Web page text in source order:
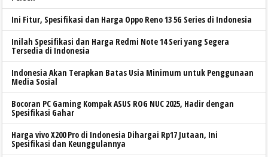
Ini Fitur, Spesifikasi dan Harga Oppo Reno 13 5G Series di Indonesia
Inilah Spesifikasi dan Harga Redmi Note 14 Seri yang Segera
Tersedia di Indonesia
Indonesia Akan Terapkan Batas Usia Minimum untuk Penggunaan
Media Sosial
Bocoran PC Gaming Kompak ASUS ROG NUC 2025, Hadir dengan
Spesifikasi Gahar
Harga vivo X200 Pro di Indonesia Dihargai Rp17 Jutaan, Ini
Spesifikasi dan Keunggulannya